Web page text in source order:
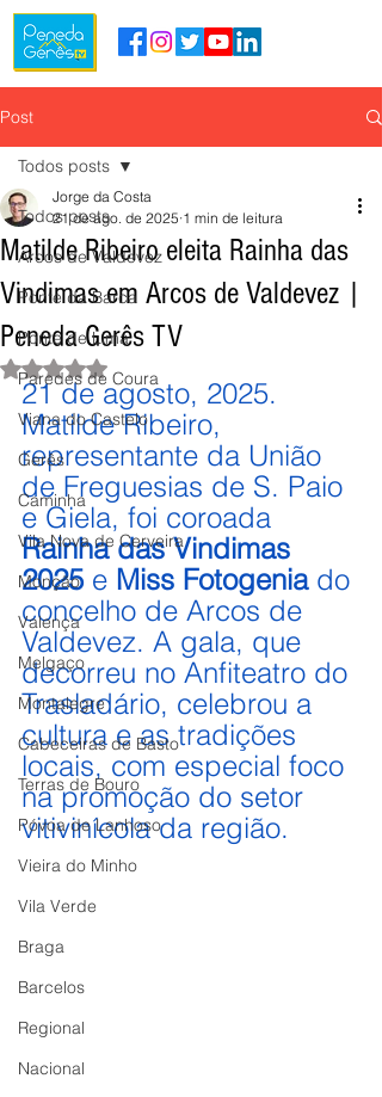
Post
Todos posts
Arcos de Valdevez
Ponte da Barca
Ponte de Lima
Paredes de Coura
Viana do Castelo
Gerês
Caminha
Vila Nova de Cerveira
Monção
Valença
Melgaço
Montalegre
Cabeceiras de Basto
Terras de Bouro
Póvoa de Lanhoso
Vieira do Minho
Vila Verde
Braga
Barcelos
Regional
Nacional
Todos posts
Matilde Ribeiro eleita Rainha das
Vindimas em Arcos de Valdevez |
Peneda Gerês TV
Jorge da Costa
21 de ago. de 2025 1 min de leitura
Avaliado com NaN de 5 estrelas.
21 de agosto, 2025.
Matilde Ribeiro,
representante da União
de Freguesias de S. Paio
e Giela, foi coroada
Rainha das Vindimas
2025 e Miss Fotogenia do
concelho de Arcos de
Valdevez. A gala, que
decorreu no Anfiteatro do
Trasladário, celebrou a
cultura e as tradições
locais, com especial foco
na promoção do setor
vitivinícola da região.